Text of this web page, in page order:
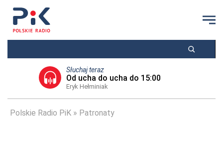
Słuchaj teraz
Od ucha do ucha do 15:00
Eryk Hełminiak
Polskie Radio PiK Patronaty